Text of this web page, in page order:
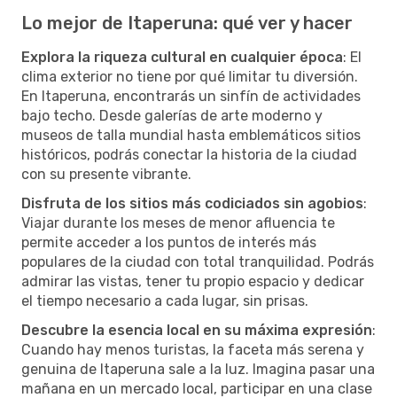
Lo mejor de Itaperuna: qué ver y hacer
Explora la riqueza cultural en cualquier época: El
clima exterior no tiene por qué limitar tu diversión.
En Itaperuna, encontrarás un sinfín de actividades
bajo techo. Desde galerías de arte moderno y
museos de talla mundial hasta emblemáticos sitios
históricos, podrás conectar la historia de la ciudad
con su presente vibrante.
Disfruta de los sitios más codiciados sin agobios:
Viajar durante los meses de menor afluencia te
permite acceder a los puntos de interés más
populares de la ciudad con total tranquilidad. Podrás
admirar las vistas, tener tu propio espacio y dedicar
el tiempo necesario a cada lugar, sin prisas.
Descubre la esencia local en su máxima expresión:
Cuando hay menos turistas, la faceta más serena y
genuina de Itaperuna sale a la luz. Imagina pasar una
mañana en un mercado local, participar en una clase